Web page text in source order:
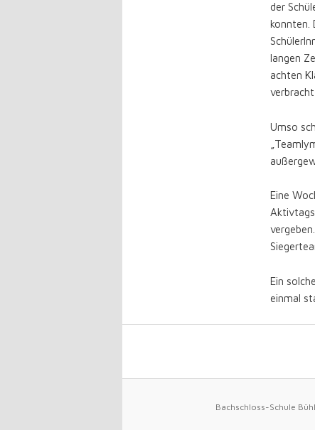
der
konnten.
langen
achten
Umso
Eine
Aktivtags
Ein
einmal
Bachschloss-Schule